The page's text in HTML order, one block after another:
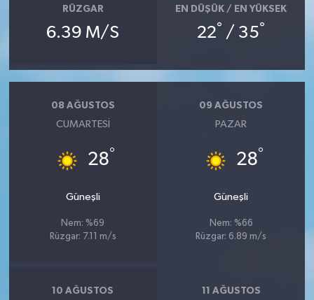
RÜZGAR
6.39 M/S
EN DÜŞÜK / EN YÜKSEK
22° / 35°
08 AĞUSTOS
CUMARTESI
28°
Güneşli
Nem: %69
Rüzgar: 7.11 m/s
09 AĞUSTOS
PAZAR
28°
Güneşli
Nem: %66
Rüzgar: 6.89 m/s
10 AĞUSTOS 11 AĞUSTOS